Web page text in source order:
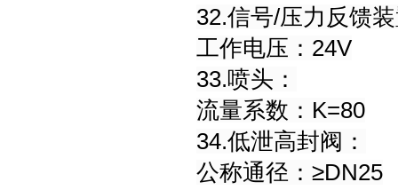
32.信号/压力反馈
工作电压：24V
33.喷头：
流量系数：K=80
34.低泄高封阀：
公称通径：≥DN25